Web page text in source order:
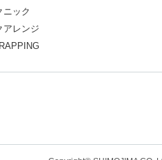
ニック
アレンジ